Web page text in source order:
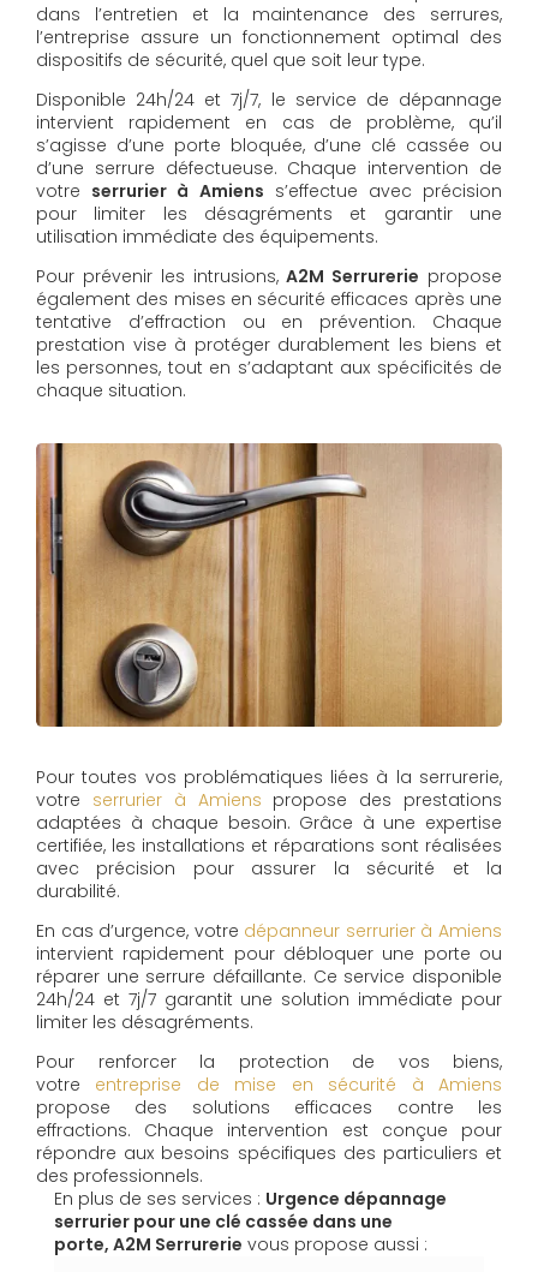
dans l’entretien et la maintenance des serrures,
l’entreprise assure un fonctionnement optimal des
dispositifs de sécurité, quel que soit leur type.
Disponible 24h/24 et 7j/7, le service de dépannage
intervient rapidement en cas de problème, qu’il
s’agisse d’une porte bloquée, d’une clé cassée ou
d’une serrure défectueuse. Chaque intervention de
votre serrurier à Amiens s’effectue avec précision
pour limiter les désagréments et garantir une
utilisation immédiate des équipements.
Pour prévenir les intrusions,A2M Serrurerie propose
également des mises en sécurité efficaces après une
tentative d’effraction ou en prévention. Chaque
prestation vise à protéger durablement les biens et
les personnes, tout en s’adaptant aux spécificités de
chaque situation.
Pour toutes vos problématiques liées à la serrurerie,
votre serrurier à Amiens propose des prestations
adaptées à chaque besoin. Grâce à une expertise
certifiée, les installations et réparations sont réalisées
avec précision pour assurer la sécurité et la
durabilité.
En cas d’urgence, votre dépanneur serrurier à Amiens
intervient rapidement pour débloquer une porte ou
réparer une serrure défaillante. Ce service disponible
24h/24 et 7j/7 garantit une solution immédiate pour
limiter les désagréments.
Pour renforcer la protection de vos biens,
votre entreprise de mise en sécurité à Amiens
propose des solutions efficaces contre les
effractions. Chaque intervention est conçue pour
répondre aux besoins spécifiques des particuliers et
des professionnels.
En plus de ses services : Urgence dépannage
serrurier pour une clé cassée dans une
porte, A2M Serrurerie vous propose aussi :